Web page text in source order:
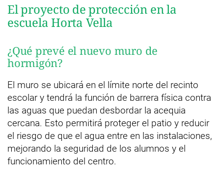
El proyecto de protección en la
escuela Horta Vella
¿Qué prevé el nuevo muro de
hormigón?
El muro se ubicará en el límite norte del recinto
escolar y tendrá la función de barrera física contra
las aguas que puedan desbordar la acequia
cercana. Esto permitirá proteger el patio y reducir
el riesgo de que el agua entre en las instalaciones,
mejorando la seguridad de los alumnos y el
funcionamiento del centro.